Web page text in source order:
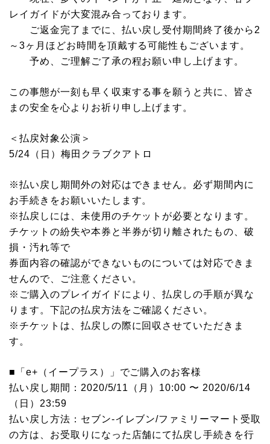
レイガイドが大変混み合っております。
ご返金完了までに、払い戻し受付期間終了後から2
～3ヶ月ほどお時間を頂戴する可能性もございます。
予め、ご理解ご了承の程お願い申し上げます。
この事態が一刻も早く収束する事を願うと共に、皆さ
まの安全を心よりお祈り申し上げます。
＜払戻対象公演＞
5/24（日）梅田クラブクアトロ
※払い戻し期間外の対応はできません。必ず期間内に
お手続きをお願いいたします。
※払戻しには、未使用のチケットが必要となります。
チケットの紛失や本券と半券が切り離されたもの、破
損・汚れ等で
券面内容の確認ができないものについては対応できま
せんので、ご注意ください。
※ご購入のプレイガイドにより、払戻しの手順が異な
ります。下記の払戻方法をご確認ください。
※チケットは、払戻しの際に回収させていただきま
す。
■「e+（イープラス）」でご購入のお客様
払い戻し期間：2020/5/11（月）10:00 〜 2020/6/14
（日）23:59
払い戻し方法：セブン-イレブン/ファミリーマート受取
の方は、お受取りになった店舗にて払戻し手続きを行